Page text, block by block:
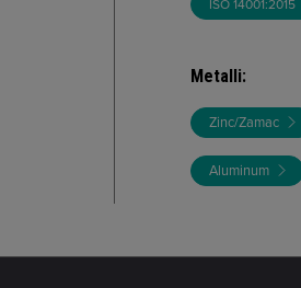
ISO 14001:2015
Metalli:
Zinc/Zamac
Aluminum